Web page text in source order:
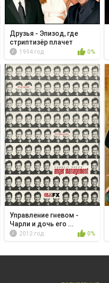
Друзья - Эпизод, где
стриптизёр плачет
1994 год 0%
Управление гневом -
Чарли и дочь его ...
2012 год 0%